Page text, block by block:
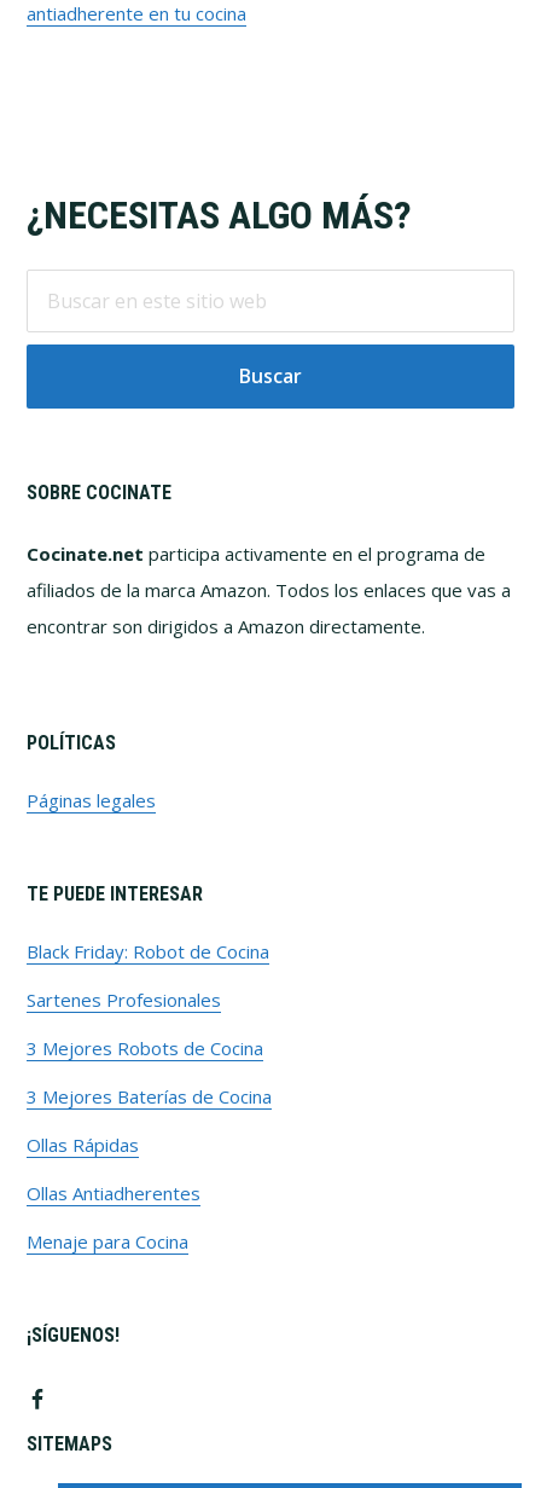
antiadherente en tu cocina
Footer
¿NECESITAS ALGO MÁS?
este
SOBRE COCINATE
Cocinate.net participa activamente en el programa de
afiliados de la marca Amazon. Todos los enlaces que vas a
encontrar son dirigidos a Amazon directamente.
POLÍTICAS
Páginas legales
TE PUEDE INTERESAR
Black Friday: Robot de Cocina
Sartenes Profesionales
3 Mejores Robots de Cocina
3 Mejores Baterías de Cocina
Ollas Rápidas
Ollas Antiadherentes
Menaje para Cocina
¡SÍGUENOS!
SITEMAPS